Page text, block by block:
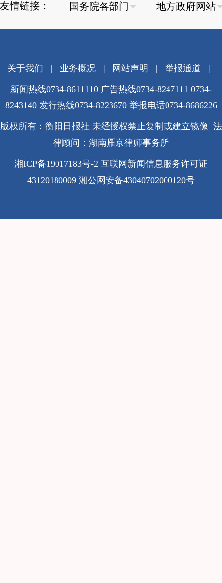
友情链接：
关于我们 | 业务概况| 网站声明 | 举报通道 |
新闻热线0734-8611110 广告热线0734-8247111 0734-
8243140 发行热线0734-8223670 举报电话0734-8686226
版权所有：衡阳日报社 未经授权禁止复制或建立镜像 法
律顾问：湖南雁京律师事务所
湘ICP备19017183号-2 互联网新闻信息服务许可证
43120180009 湘公网安备43040702000120号